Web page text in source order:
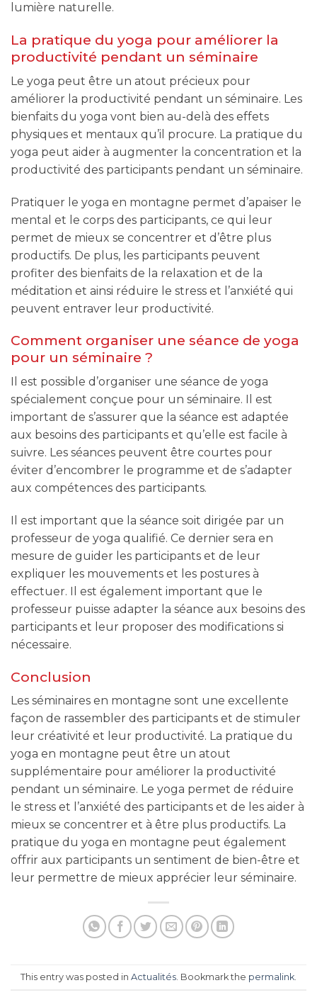
lumière naturelle.
La pratique du yoga pour améliorer la
productivité pendant un séminaire
Le yoga peut être un atout précieux pour
améliorer la productivité pendant un séminaire. Les
bienfaits du yoga vont bien au-delà des effets
physiques et mentaux qu’il procure. La pratique du
yoga peut aider à augmenter la concentration et la
productivité des participants pendant un séminaire.
Pratiquer le yoga en montagne permet d’apaiser le
mental et le corps des participants, ce qui leur
permet de mieux se concentrer et d’être plus
productifs. De plus, les participants peuvent
profiter des bienfaits de la relaxation et de la
méditation et ainsi réduire le stress et l’anxiété qui
peuvent entraver leur productivité.
Comment organiser une séance de yoga
pour un séminaire ?
Il est possible d’organiser une séance de yoga
spécialement conçue pour un séminaire. Il est
important de s’assurer que la séance est adaptée
aux besoins des participants et qu’elle est facile à
suivre. Les séances peuvent être courtes pour
éviter d’encombrer le programme et de s’adapter
aux compétences des participants.
Il est important que la séance soit dirigée par un
professeur de yoga qualifié. Ce dernier sera en
mesure de guider les participants et de leur
expliquer les mouvements et les postures à
effectuer. Il est également important que le
professeur puisse adapter la séance aux besoins des
participants et leur proposer des modifications si
nécessaire.
Conclusion
Les séminaires en montagne sont une excellente
façon de rassembler des participants et de stimuler
leur créativité et leur productivité. La pratique du
yoga en montagne peut être un atout
supplémentaire pour améliorer la productivité
pendant un séminaire. Le yoga permet de réduire
le stress et l’anxiété des participants et de les aider à
mieux se concentrer et à être plus productifs. La
pratique du yoga en montagne peut également
offrir aux participants un sentiment de bien-être et
leur permettre de mieux apprécier leur séminaire.
This entry was posted in Actualités . Bookmark the permalink